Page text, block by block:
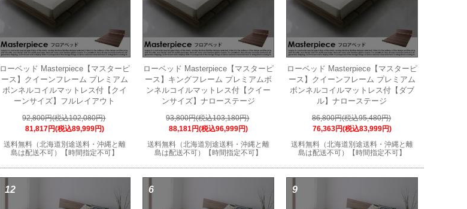
ローベッド Masterpiece【マスターピ
ース】クイーンフレーム プレミアム
ボンネルコイルマットレス付【クイ
ーンサイズ】フルレイアウト
92,800円(税込102,080円)
81,817円(税込89,999円)
送料無料（北海道別途送料・沖縄と離
島は配送不可）【時間指定不可】
ローベッド Masterpiece【マスターピ
ース】キングフレーム プレミアムボ
ンネルコイルマットレス付【クイー
ンサイズ】ナローステージ
93,800円(税込103,180円)
88,181円(税込96,999円)
送料無料（北海道別途送料・沖縄と離
島は配送不可）【時間指定不可】
ローベッド Masterpiece【マスターピ
ース】クイーンフレーム プレミアム
ボンネルコイルマットレス付【ダブ
ル】ナローステージ
86,800円(税込95,480円)
76,363円(税込83,999円)
送料無料（北海道別途送料・沖縄と離
島は配送不可）【時間指定不可】
12 6 9